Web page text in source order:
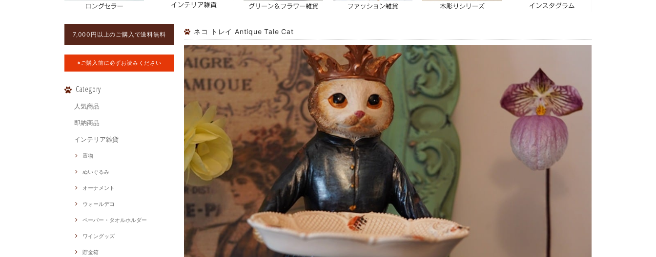
7,000円以上のご購入で送料無料
※ご購入前に必ずお読みください
Category
人気商品
即納商品
インテリア雑貨
置物
ぬいぐるみ
オーナメント
ウォールデコ
ペーパー・タオルホルダー
ワイングッズ
貯金箱
ネコ トレイ Antique Tale Cat